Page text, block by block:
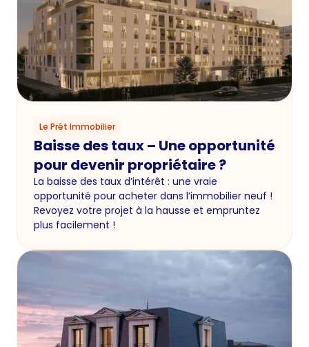
Le Prêt Immobilier
Baisse des taux – Une opportunité
pour devenir propriétaire ?
La baisse des taux d’intérêt : une vraie
opportunité pour acheter dans l’immobilier neuf !
Revoyez votre projet à la hausse et empruntez
plus facilement !